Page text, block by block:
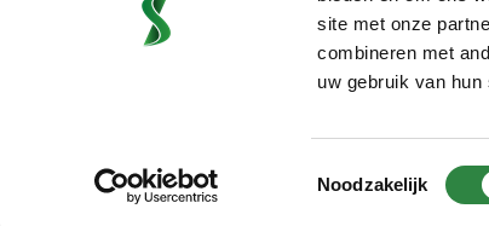
site met onze
combineren met
uw gebruik van hun
Noodzakelijk
Klantverhalen
Blogs